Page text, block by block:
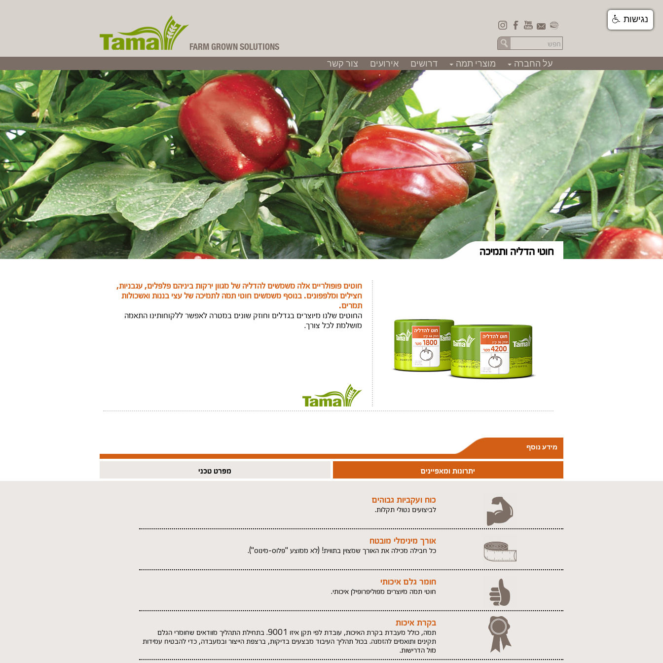
FARM GROWN SOLUTIONS
+ על החברה + מוצרי תמה דרושים אירועים צור קשר
חוטי הדליה ותמיכה
חוטים פופולריים אלה משמשים להדליה של מגוון ירקות ביניהם פלפלים, עגבניות,
חצילים ומלפפונים. בנוסף משמשים חוטי תמה לתמיכה של עצי בננות ואשכולות
תמרים.
החוטים שלנו מיוצרים בגדלים וחוזק שונים במטרה לאפשר ללקוחותינו התאמה
מושלמת לכל צורך.
מידע נוסף
יתרונות ומאפיינים מפרט טכני
כוח ועקביות גבוהים
לביצועים נטולי תקלות.
אורך מינימלי מובטח
כל חבילה מכילה את האורך שמצוין בתווית! (לא ממוצע "פלוס-מינוס").
חומר גלם איכותי
חוטי תמה מיוצרים מפוליפרופילן איכותי.
בקרת איכות
תמה, כולל מעבדת בקרת האיכות, עובדת לפי תקן איזו 9001. בתחילת התהליך מוודאים שחומרי הגלם
תקינים ותואמים להזמנה. בכול תהליך העיבוד מבצעים בדיקות, ברצפת הייצור ובמעבדה, כדי להבטיח עמידות
מול הדרישות.
נגישות